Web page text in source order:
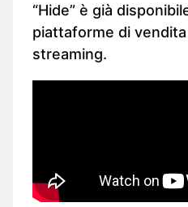
“Hide” è già
piattaforme di
streaming.